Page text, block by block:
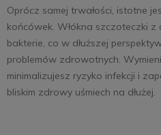
Oprócz samej trwałości, istotne
końcówek. Włókna szczoteczki
bakterie, co w dłuższej
problemów zdrowotnych.
minimalizujesz ryzyko infekcji i
bliskim zdrowy uśmiech na dłużej.